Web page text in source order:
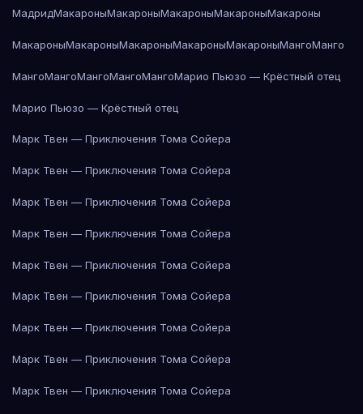
МадридМакароныМакароныМакароныМакароныМакароны
МакароныМакароныМакароныМакароныМакароныМангоМанго
МангоМангоМангоМангоМангоМарио Пьюзо — Крёстный отец
Марио Пьюзо — Крёстный отец
Марк Твен — Приключения Тома Сойера
Марк Твен — Приключения Тома Сойера
Марк Твен — Приключения Тома Сойера
Марк Твен — Приключения Тома Сойера
Марк Твен — Приключения Тома Сойера
Марк Твен — Приключения Тома Сойера
Марк Твен — Приключения Тома Сойера
Марк Твен — Приключения Тома Сойера
Марк Твен — Приключения Тома Сойера